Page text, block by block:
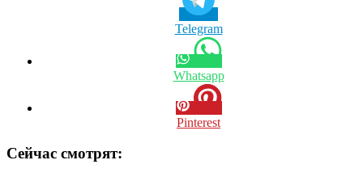
Telegram
Whatsapp
Pinterest
Сейчас смотрят: